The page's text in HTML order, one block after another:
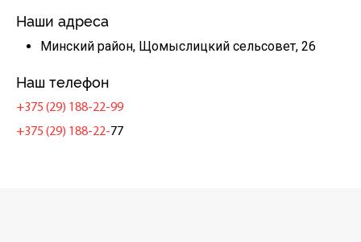
Наши адреса
Минский район, Щомыслицкий сельсовет, 26
Наш телефон
+375 (29) 188-22-99
+375 (29) 188-22-77